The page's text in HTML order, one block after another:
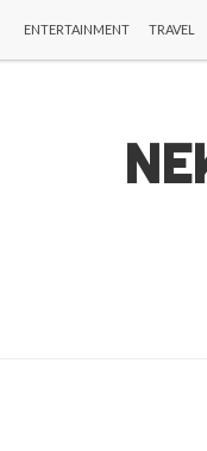
ENTERTAINMENT TRAVEL